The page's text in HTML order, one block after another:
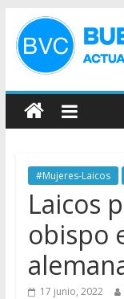
#Mujeres-Laicos
Laicos
obispo
17 junio, 2022